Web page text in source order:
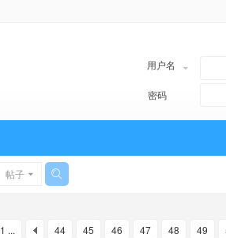
用户名
密码
帖子
1 ...
44 45 46 47 48 49